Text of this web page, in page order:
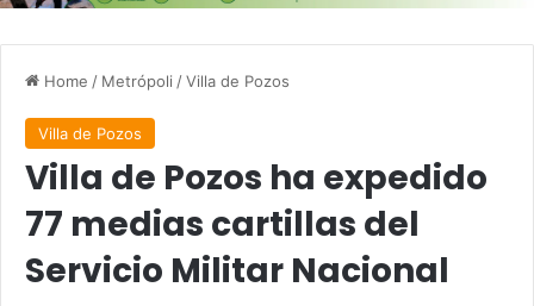
Home / Metrópoli /Villa de Pozos
Villa de Pozos
Villa de Pozos ha expedido
77 medias cartillas del
Servicio Militar Nacional